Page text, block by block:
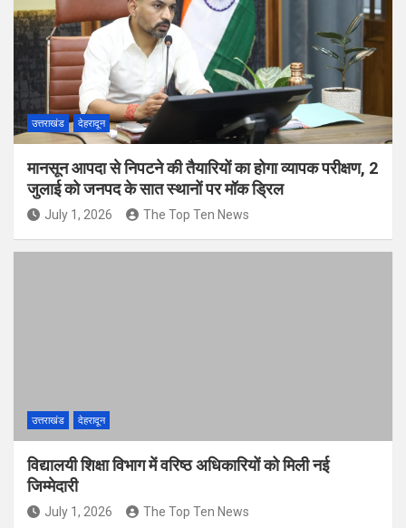
उत्तराखंड देहरादून
मानसून आपदा से निपटने की तैयारियों का होगा व्यापक परीक्षण, 2
जुलाई को जनपद के सात स्थानों पर मॉक ड्रिल
July 1, 2026 The Top Ten News
उत्तराखंड देहरादून
विद्यालयी शिक्षा विभाग में वरिष्ठ अधिकारियों को मिली नई
जिम्मेदारी
July 1, 2026 The Top Ten News